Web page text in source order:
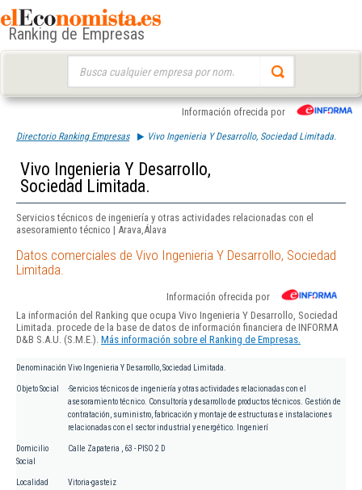
Ranking de Empresas
Información ofrecida por
Directorio Ranking Empresas Vivo Ingenieria Y Desarrollo, Sociedad Limitada.
Vivo Ingenieria Y Desarrollo,
Sociedad Limitada.
Servicios técnicos de ingeniería y otras actividades relacionadas con el
asesoramiento técnico | Arava,Álava
Datos comerciales de Vivo Ingenieria Y Desarrollo, Sociedad
Limitada.
Información ofrecida por
La información del Ranking que ocupa Vivo Ingenieria Y Desarrollo, Sociedad
Limitada. procede de la base de datos de información financiera de INFORMA
D&B S.A.U. (S.M.E.). Más información sobre el Ranking de Empresas.
Denominación Vivo Ingenieria Y Desarrollo, Sociedad Limitada.
Objeto Social
-Servicios técnicos de ingeniería y otras actividades relacionadas con el
asesoramiento técnico. Consultoría y desarrollo de productos técnicos. Gestión de
contratación, suministro, fabricación y montaje de estructuras e instalaciones
relacionadas con el sector industrial y energético. Ingenierí
Domicilio
Social
Calle Zapateria , 63 - PISO 2 D
Localidad Vitoria-gasteiz